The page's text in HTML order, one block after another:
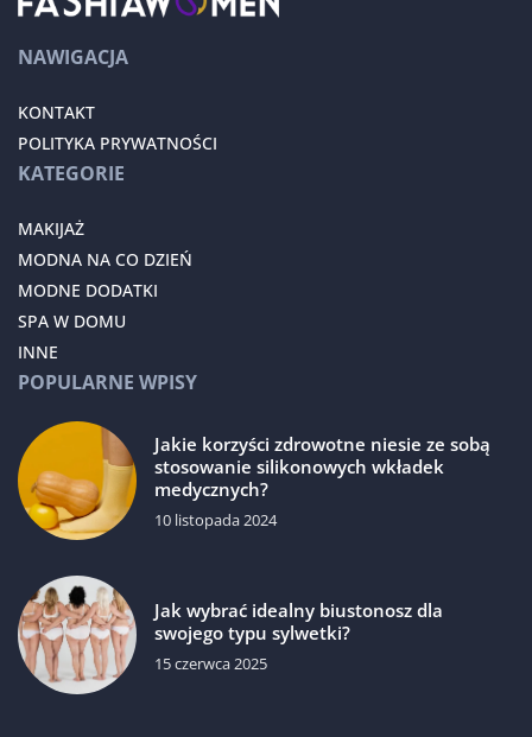
NAWIGACJA
KONTAKT
POLITYKA PRYWATNOŚCI
KATEGORIE
MAKIJAŻ
MODNA NA CO DZIEŃ
MODNE DODATKI
SPA W DOMU
INNE
POPULARNE WPISY
Jakie korzyści zdrowotne niesie ze sobą
stosowanie silikonowych wkładek
medycznych?
10 listopada 2024
Jak wybrać idealny biustonosz dla
swojego typu sylwetki?
15 czerwca 2025